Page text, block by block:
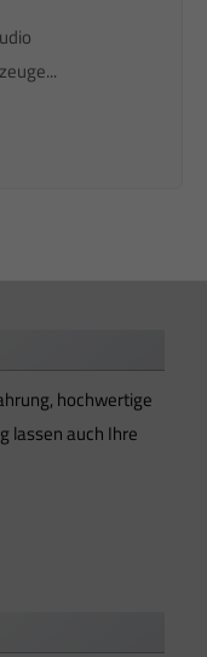
hochwertige
lassen auch Ihre